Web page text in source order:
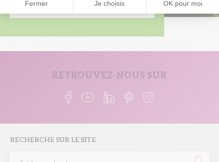
Être informé
RETROUVEZ-NOUS SUR
RECHERCHE SUR LE SITE